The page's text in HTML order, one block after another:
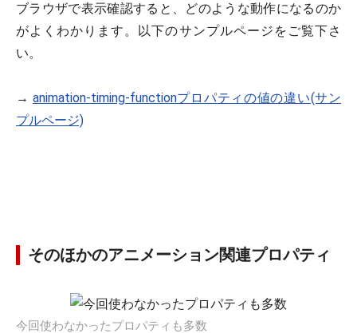
ブラウザで表示確認すると、どのような動作になるのか
がよくわかります。以下のサンプルページをご覧下さ
い。
→ animation-timing-functionプロパティの値の違い(サン
プルページ)
そのほかのアニメーション関連プロパティ
今回使わなかったプロパティも多数